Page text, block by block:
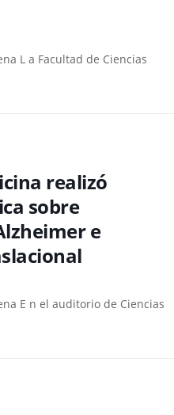
L a Facultad de Ciencias
realizó
sobre
e
E n el auditorio de Ciencias